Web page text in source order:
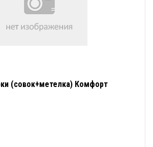
(совок+метелка) Комфорт